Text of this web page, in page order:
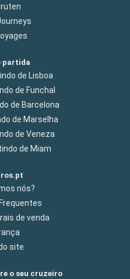
partida
de Lisboa
de Funchal
de Barcelona
de Marselha
de Veneza
de Miam
nós?
de venda
site
o seu cruzeiro